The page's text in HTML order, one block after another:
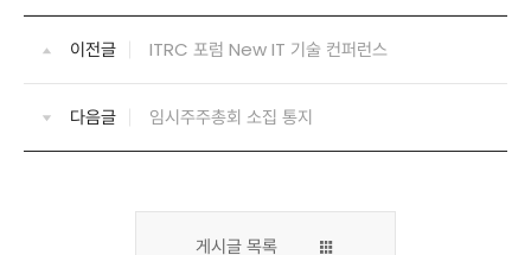
이전글 ITRC 포럼 New IT 기술 컨퍼런스
다음글 임시주주총회 소집 통지
게시글 목록